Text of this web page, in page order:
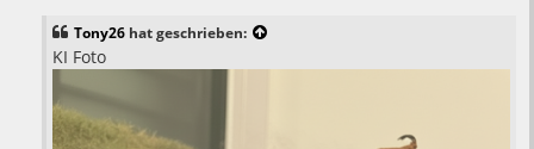
Tony26 hat geschrieben:
KI Foto